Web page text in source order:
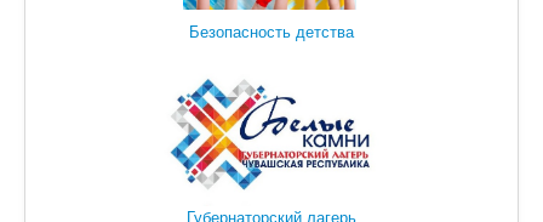
Безопасность детства
Губернаторский лагерь